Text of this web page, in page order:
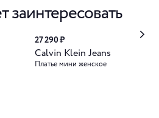
заинтересовать
27 290 ₽
Calvin Klein Jeans
Платье мини женское